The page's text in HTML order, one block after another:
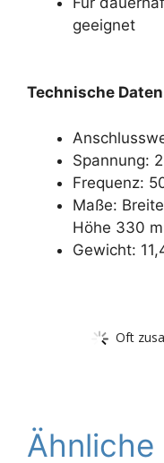
geeignet
Technische Daten
Spannung:
Frequenz:
Maße:
Höhe 330
Gewicht:
Oft